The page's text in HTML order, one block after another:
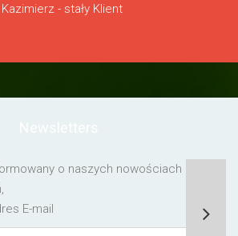
- stały Klient
o naszych nowościach lub o
E-mail